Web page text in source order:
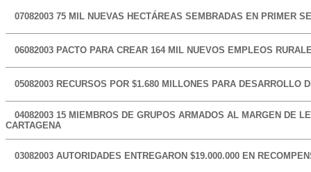
07082003 75 MIL NUEVAS HECTÁREAS SEMBRADAS EN PRIMER
06082003 PACTO PARA CREAR 164 MIL NUEVOS EMPLEOS
05082003 RECURSOS POR $1.680 MILLONES PARA DESARROLLO
04082003 15 MIEMBROS DE GRUPOS ARMADOS AL MARGEN DE
CARTAGENA
03082003 AUTORIDADES ENTREGARON $19.000.000 EN